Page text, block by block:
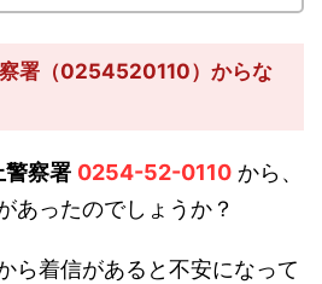
署（0254520110）からな
警察署 0254-52-0110 から、
あったのでしょうか？
ら着信があると不安になって